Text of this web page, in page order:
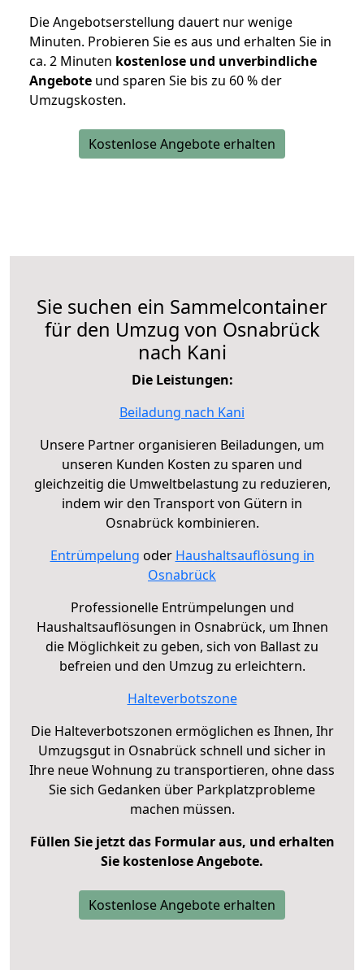
Die Angebotserstellung dauert nur wenige
Minuten. Probieren Sie es aus und erhalten Sie in
ca. 2 Minuten kostenlose und unverbindliche
Angebote und sparen Sie bis zu 60 % der
Umzugskosten.
Kostenlose Angebote erhalten
Sie suchen ein Sammelcontainer
für den Umzug von Osnabrück
nach Kani
Die Leistungen:
Beiladung nach Kani
Unsere Partner organisieren Beiladungen, um
unseren Kunden Kosten zu sparen und
gleichzeitig die Umweltbelastung zu reduzieren,
indem wir den Transport von Gütern in
Osnabrück kombinieren.
Entrümpelung oder Haushaltsauflösung in
Osnabrück
Professionelle Entrümpelungen und
Haushaltsauflösungen in Osnabrück, um Ihnen
die Möglichkeit zu geben, sich von Ballast zu
befreien und den Umzug zu erleichtern.
Halteverbotszone
Die Halteverbotszonen ermöglichen es Ihnen, Ihr
Umzugsgut in Osnabrück schnell und sicher in
Ihre neue Wohnung zu transportieren, ohne dass
Sie sich Gedanken über Parkplatzprobleme
machen müssen.
Füllen Sie jetzt das Formular aus, und erhalten
Sie kostenlose Angebote.
Kostenlose Angebote erhalten